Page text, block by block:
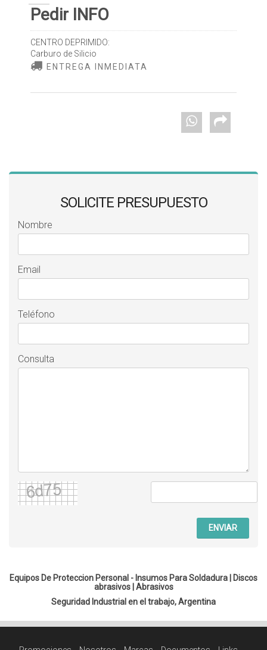
Pedir INFO
CENTRO DEPRIMIDO:
Carburo de Silicio
ENTREGA INMEDIATA
SOLICITE PRESUPUESTO
Nombre
Email
Teléfono
Consulta
ENVIAR
Equipos De Proteccion Personal - Insumos Para Soldadura |
Discos
abrasivos| Abrasivos
Seguridad Industrial en el trabajo, Argentina